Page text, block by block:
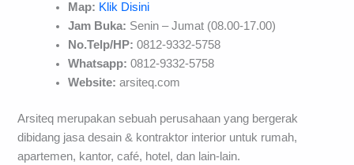
Map: Klik Disini
Jam Buka: Senin – Jumat (08.00-17.00)
No.Telp/HP: 0812-9332-5758
Whatsapp:0812-9332-5758
Website:arsiteq.com
Arsiteq merupakan sebuah perusahaan yang bergerak
dibidang jasa desain & kontraktor interior untuk rumah,
apartemen, kantor, café, hotel, dan lain-lain.